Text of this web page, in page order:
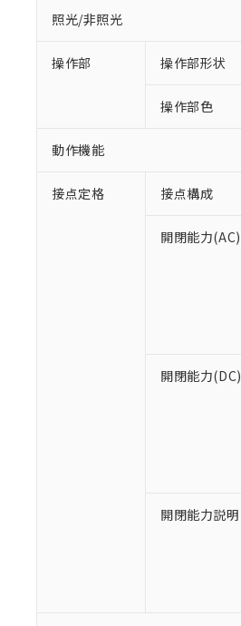
照光/非照光
操作部 操作部形状
操作部色
動作機能
接点定格 接点構成
開閉能力(AC)
開閉能力(DC)
開閉能力説明